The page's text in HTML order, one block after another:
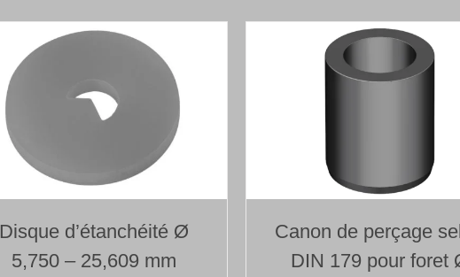
Longueur 800 mm
Disque d’étanchéité Ø
5,750 – 25,609 mm
Canon de perçage
DIN 179 pour foret